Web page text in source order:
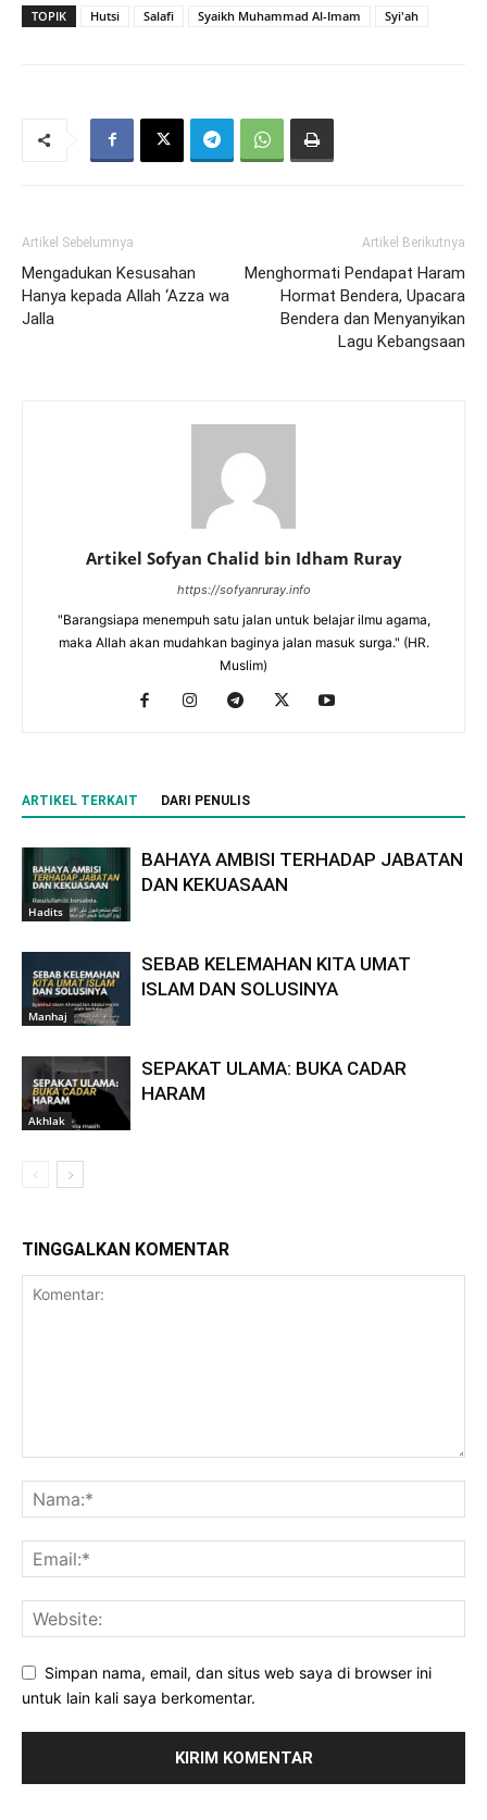
TOPIK Hutsi Salafi Syaikh Muhammad Al-Imam Syi'ah
Artikel Sebelumnya
Mengadukan Kesusahan
Hanya kepada Allah ‘Azza wa
Jalla
Artikel Berikutnya
Menghormati Pendapat Haram
Hormat Bendera, Upacara
Bendera dan Menyanyikan
Lagu Kebangsaan
Artikel Sofyan Chalid bin Idham Ruray
https://sofyanruray.info
"Barangsiapa menempuh satu jalan untuk belajar ilmu agama,
maka Allah akan mudahkan baginya jalan masuk surga." (HR.
Muslim)
ARTIKEL TERKAIT DARI PENULIS
Hadits
BAHAYA AMBISI TERHADAP JABATAN
DAN KEKUASAAN
Manhaj
SEBAB KELEMAHAN KITA UMAT
ISLAM DAN SOLUSINYA
Akhlak
SEPAKAT ULAMA: BUKA CADAR
HARAM
TINGGALKAN KOMENTAR
Simpan nama, email, dan situs web saya di browser ini
untuk lain kali saya berkomentar.